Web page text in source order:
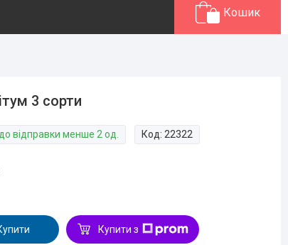
Кошик
3 сорти
відправки менше 2 од. Код: 22322
Купити з